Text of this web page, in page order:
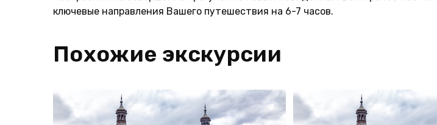
ключевые направления Вашего путешествия на 6-7 часов.
Похожие экскурсии